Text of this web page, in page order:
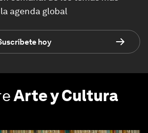
agenda global
hoy
Arte y Cultura